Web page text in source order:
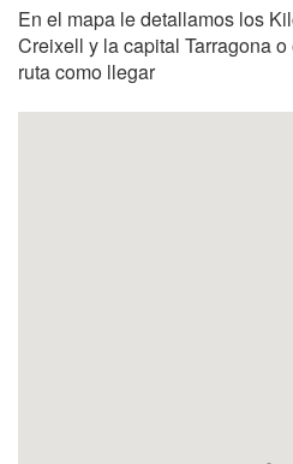
En el mapa le detallamos los
Creixell y la capital Tarragona
ruta como llegar